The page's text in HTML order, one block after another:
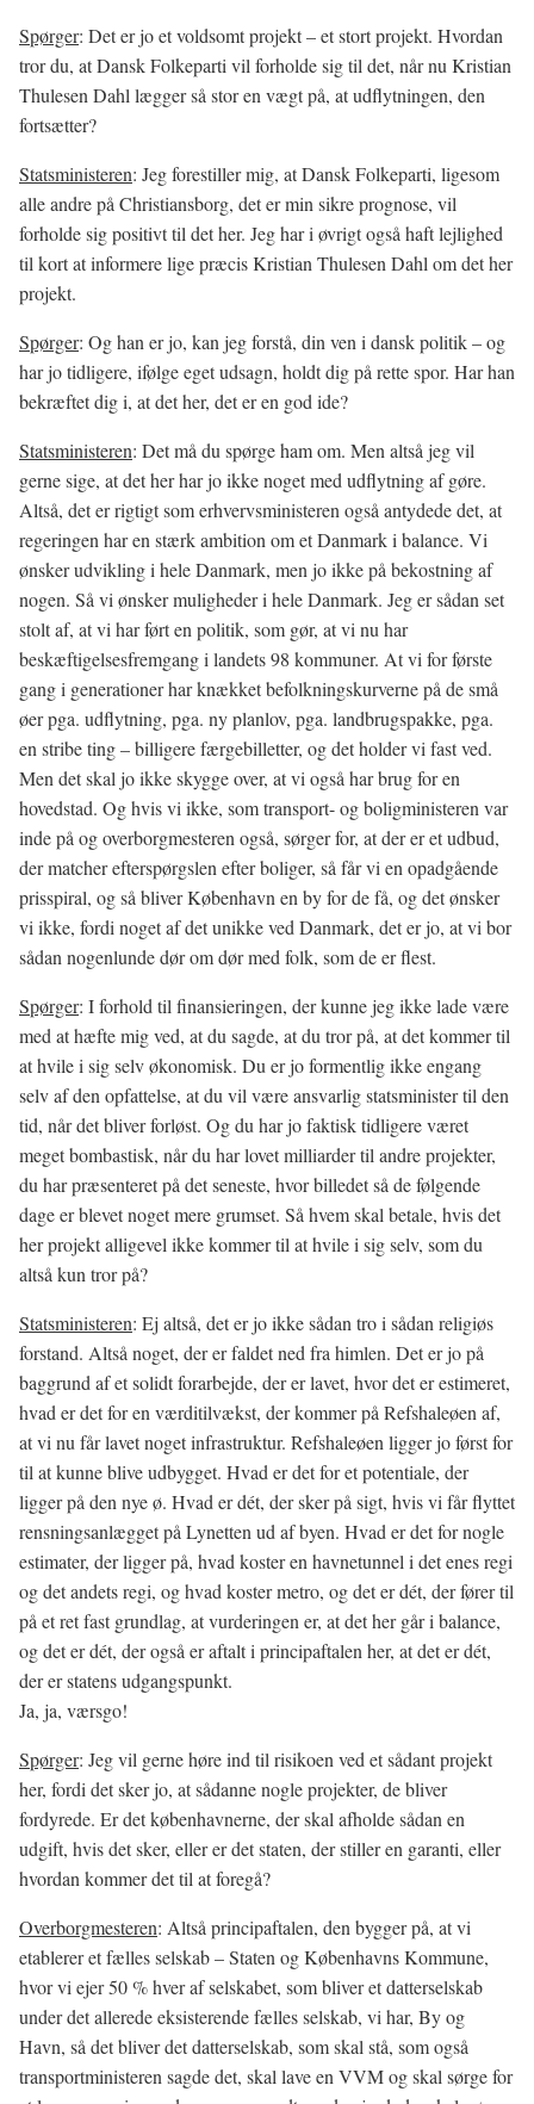
Spørger: Det er jo et voldsomt projekt – et stort projekt. Hvordan
tror du, at Dansk Folkeparti vil forholde sig til det, når nu Kristian
Thulesen Dahl lægger så stor en vægt på, at udflytningen, den
fortsætter?
Statsministeren: Jeg forestiller mig, at Dansk Folkeparti, ligesom
alle andre på Christiansborg, det er min sikre prognose, vil
forholde sig positivt til det her. Jeg har i øvrigt også haft lejlighed
til kort at informere lige præcis Kristian Thulesen Dahl om det her
projekt.
Spørger: Og han er jo, kan jeg forstå, din ven i dansk politik – og
har jo tidligere, ifølge eget udsagn, holdt dig på rette spor. Har han
bekræftet dig i, at det her, det er en god ide?
Statsministeren: Det må du spørge ham om. Men altså jeg vil
gerne sige, at det her har jo ikke noget med udflytning af gøre.
Altså, det er rigtigt som erhvervsministeren også antydede det, at
regeringen har en stærk ambition om et Danmark i balance. Vi
ønsker udvikling i hele Danmark, men jo ikke på bekostning af
nogen. Så vi ønsker muligheder i hele Danmark. Jeg er sådan set
stolt af, at vi har ført en politik, som gør, at vi nu har
beskæftigelsesfremgang i landets 98 kommuner. At vi for første
gang i generationer har knækket befolkningskurverne på de små
øer pga. udflytning, pga. ny planlov, pga. landbrugspakke, pga.
en stribe ting – billigere færgebilletter, og det holder vi fast ved.
Men det skal jo ikke skygge over, at vi også har brug for en
hovedstad. Og hvis vi ikke, som transport- og boligministeren var
inde på og overborgmesteren også, sørger for, at der er et udbud,
der matcher efterspørgslen efter boliger, så får vi en opadgående
prisspiral, og så bliver København en by for de få, og det ønsker
vi ikke, fordi noget af det unikke ved Danmark, det er jo, at vi bor
sådan nogenlunde dør om dør med folk, som de er flest.
Spørger: I forhold til finansieringen, der kunne jeg ikke lade være
med at hæfte mig ved, at du sagde, at du tror på, at det kommer til
at hvile i sig selv økonomisk. Du er jo formentlig ikke engang
selv af den opfattelse, at du vil være ansvarlig statsminister til den
tid, når det bliver forløst. Og du har jo faktisk tidligere været
meget bombastisk, når du har lovet milliarder til andre projekter,
du har præsenteret på det seneste, hvor billedet så de følgende
dage er blevet noget mere grumset. Så hvem skal betale, hvis det
her projekt alligevel ikke kommer til at hvile i sig selv, som du
altså kun tror på?
Statsministeren: Ej altså, det er jo ikke sådan tro i sådan religiøs
forstand. Altså noget, der er faldet ned fra himlen. Det er jo på
baggrund af et solidt forarbejde, der er lavet, hvor det er estimeret,
hvad er det for en værditilvækst, der kommer på Refshaleøen af,
at vi nu får lavet noget infrastruktur. Refshaleøen ligger jo først for
til at kunne blive udbygget. Hvad er det for et potentiale, der
ligger på den nye ø. Hvad er dét, der sker på sigt, hvis vi får flyttet
rensningsanlægget på Lynetten ud af byen. Hvad er det for nogle
estimater, der ligger på, hvad koster en havnetunnel i det enes regi
og det andets regi, og hvad koster metro, og det er dét, der fører til
på et ret fast grundlag, at vurderingen er, at det her går i balance,
og det er dét, der også er aftalt i principaftalen her, at det er dét,
der er statens udgangspunkt.
Ja, ja, værsgo!
Spørger: Jeg vil gerne høre ind til risikoen ved et sådant projekt
her, fordi det sker jo, at sådanne nogle projekter, de bliver
fordyrede. Er det københavnerne, der skal afholde sådan en
udgift, hvis det sker, eller er det staten, der stiller en garanti, eller
hvordan kommer det til at foregå?
Overborgmesteren: Altså principaftalen, den bygger på, at vi
etablerer et fælles selskab – Staten og Københavns Kommune,
hvor vi ejer 50 % hver af selskabet, som bliver et datterselskab
under det allerede eksisterende fælles selskab, vi har, By og
Havn, så det bliver det datterselskab, som skal stå, som også
transportministeren sagde det, skal lave en VVM og skal sørge for